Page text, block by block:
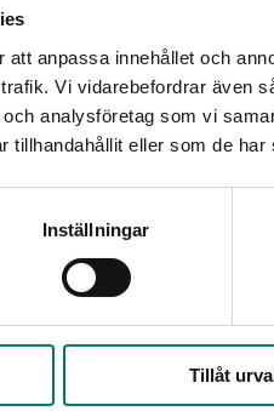
anpassa innehållet och
Vi vidarebefordrar även
analysföretag som vi
tillhandahållit eller som de
Inställningar
Tillåt